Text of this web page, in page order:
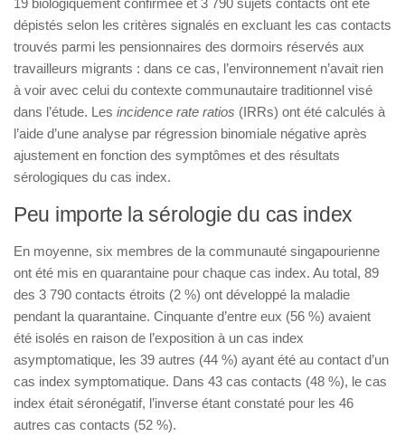
19 biologiquement confirmée et 3 790 sujets contacts ont été
dépistés selon les critères signalés en excluant les cas contacts
trouvés parmi les pensionnaires des dormoirs réservés aux
travailleurs migrants : dans ce cas, l’environnement n’avait rien
à voir avec celui du contexte communautaire traditionnel visé
dans l’étude. Les incidence rate ratios (IRRs) ont été calculés à
l’aide d’une analyse par régression binomiale négative après
ajustement en fonction des symptômes et des résultats
sérologiques du cas index.
Peu importe la sérologie du cas index
En moyenne, six membres de la communauté singapourienne
ont été mis en quarantaine pour chaque cas index. Au total, 89
des 3 790 contacts étroits (2 %) ont développé la maladie
pendant la quarantaine. Cinquante d’entre eux (56 %) avaient
été isolés en raison de l’exposition à un cas index
asymptomatique, les 39 autres (44 %) ayant été au contact d’un
cas index symptomatique. Dans 43 cas contacts (48 %), le cas
index était séronégatif, l’inverse étant constaté pour les 46
autres cas contacts (52 %).